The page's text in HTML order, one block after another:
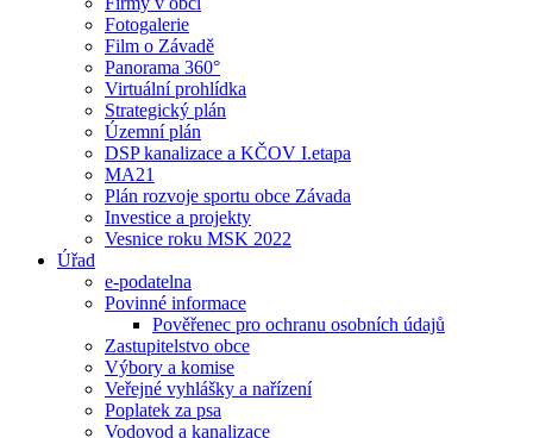
Fotogalerie
Film o Závadě
Panorama 360°
Virtuální prohlídka
Strategický plán
Územní plán
DSP kanalizace a KČOV I.etapa
MA21
Plán rozvoje sportu obce Závada
Investice a projekty
Vesnice roku MSK 2022
Úřad
e-podatelna
Povinné informace
Pověřenec pro ochranu osobních údajů
Zastupitelstvo obce
Výbory a komise
Veřejné vyhlášky a nařízení
Poplatek za psa
Vodovod a kanalizace